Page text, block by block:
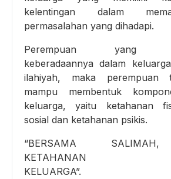
kelentingan dalam
permasalahan yang dihadapi.
Perempuan yang
keberadaannya dalam
ilahiyah, maka perempuan
mampu membentuk
keluarga, yaitu ketahanan
sosial dan ketahanan psikis.
“BERSAMA
KETAHANAN
KELUARGA”.